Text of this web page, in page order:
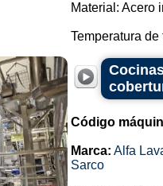
Material: Acero
Temperatura
Código
Marca: Alfa
Sarco